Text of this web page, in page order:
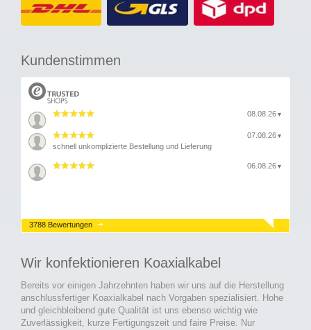
Kundenstimmen
08.08.26 ▼
07.08.26 ▼
schnell unkomplizierte Bestellung und Lieferung
06.08.26 ▼
3788 Bewertungen
Wir konfektionieren Koaxialkabel
Bereits vor einigen Jahrzehnten haben wir uns auf die Herstellung
anschlussfertiger Koaxialkabel nach Vorgaben spezialisiert. Hohe
und gleichbleibend gute Qualität ist uns ebenso wichtig wie
Zuverlässigkeit, kurze Fertigungszeit und faire Preise. Nur